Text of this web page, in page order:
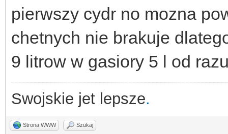
pierwszy cydr no mozna
chetnych nie brakuje
9 litrow w gasiory 5 l od
Swojskie jet lepsze.
Strona WWW Szukaj